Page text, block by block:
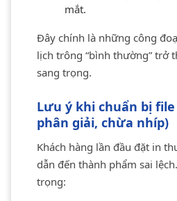
mắt.
Đây chính là những công
lịch trông “bình thường” trở
sang trọng.
Lưu ý khi chuẩn bị
phân giải, chừa nhíp)
Khách hàng lần đầu đặt in
dẫn đến thành phẩm sai
trọng: